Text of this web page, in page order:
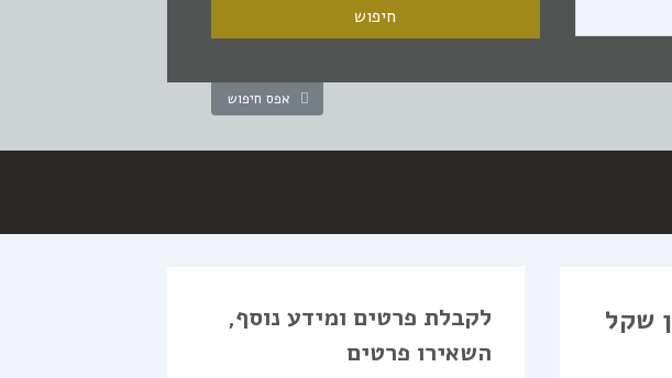
אפס חיפוש
לקבלת פרטים ומידע נוסף,
השאירו פרטים